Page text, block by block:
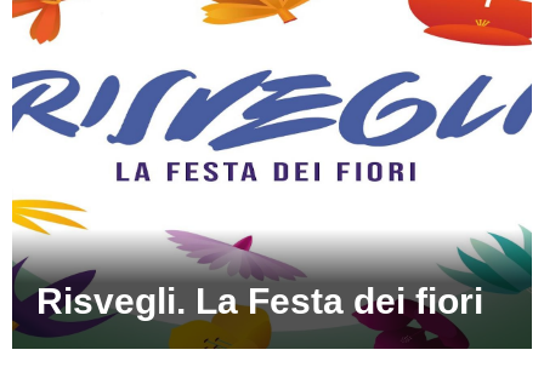
Risvegli. La Festa dei fiori